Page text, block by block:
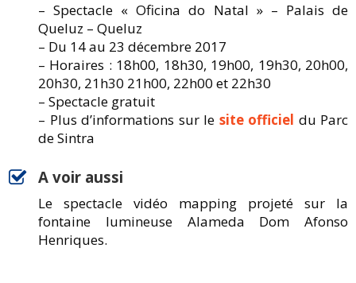
– Spectacle « Oficina do Natal » – Palais de
Queluz – Queluz
– Du 14 au 23 décembre 2017
– Horaires : 18h00, 18h30, 19h00, 19h30, 20h00,
20h30, 21h30 21h00, 22h00 et 22h30
– Spectacle gratuit
– Plus d’informations sur le site officiel du Parc
de Sintra
A voir aussi
Le spectacle vidéo mapping projeté sur la
fontaine lumineuse Alameda Dom Afonso
Henriques.